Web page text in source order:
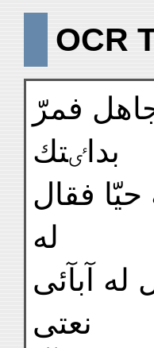
OCR
فمرّ
بداٸتك
حيّا فقال
له
آبآئى
نعتى